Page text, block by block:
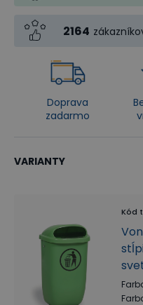
2164
Doprava
zadarmo
VARIANTY
Kód